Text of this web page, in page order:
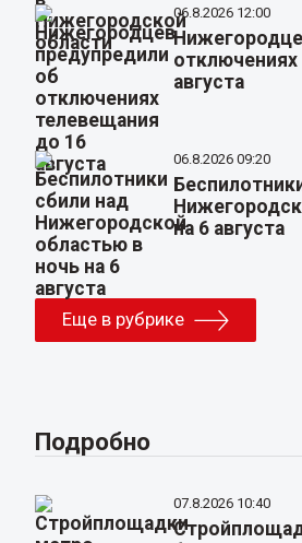
06.8.2026 12:00
августа
06.8.2026 09:20
на 6 августа
Еще в рубрике
Подробно
07.8.2026 10:40